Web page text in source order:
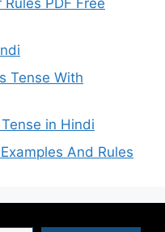
Tense With
in Hindi
And Rules